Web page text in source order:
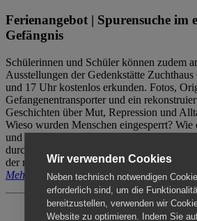
Ferienangebot | Spurensuche im
Gefängnis
Schülerinnen und Schüler können zudem
Ausstellungen der Gedenkstätte
und 17 Uhr kostenlos erkunden. Fotos,
Gefangenentransporter und ein
Geschichten über Mut, Repression und
Wieso wurden Menschen eingesperrt?
und nach der Haft? Der Besuch erfolgt
durch das Menschenrechtszentrum
der reguläre Eintritt (8€ / ermäßigt 5€).
Mehr erfahren
Wir verwenden Cookies
Neben technisch notwendigen
erforderlich sind, um die
bereitzustellen, verwenden wir
Website zu optimieren. Indem Sie